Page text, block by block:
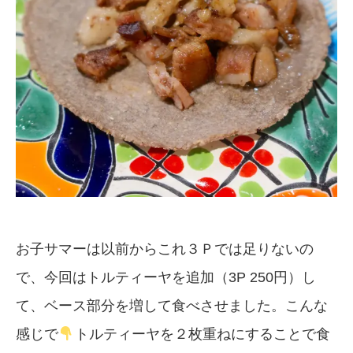
お子サマーは以前からこれ３Ｐでは足りないの
で、今回はトルティーヤを追加（3P 250円）し
て、ベース部分を増して食べさせました。こんな
感じで
トルティーヤを２枚重ねにすることで食